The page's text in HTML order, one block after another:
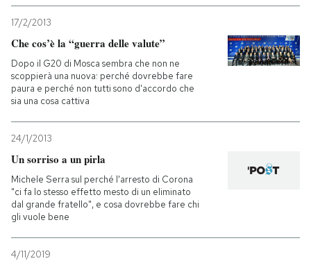
17/2/2013
Che cos’è la “guerra delle valute”
Dopo il G20 di Mosca sembra che non ne
scoppierà una nuova: perché dovrebbe fare
paura e perché non tutti sono d'accordo che
sia una cosa cattiva
24/1/2013
Un sorriso a un pirla
Michele Serra sul perché l'arresto di Corona
"ci fa lo stesso effetto mesto di un eliminato
dal grande fratello", e cosa dovrebbe fare chi
gli vuole bene
4/11/2019